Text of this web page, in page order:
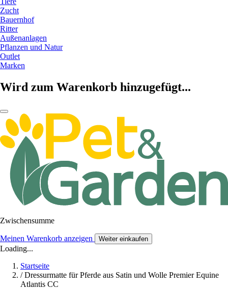
Zucht
Bauernhof
Ritter
Außenanlagen
Pflanzen und Natur
Outlet
Marken
Wird zum Warenkorb hinzugefügt...
Zwischensumme
Meinen Warenkorb anzeigen Weiter einkaufen
Loading...
Startseite
/ Dressurmatte für Pferde aus Satin und Wolle Premier Equine
Atlantis CC